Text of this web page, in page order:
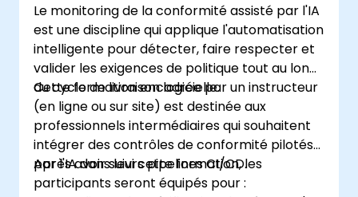
Le monitoring de la conformité assisté par l'IA
est une discipline qui applique l'automatisation
intelligente pour détecter, faire respecter et
valider les exigences de politique tout au long
du cycle de livraison logicielle.
Cette formation encadrée par un instructeur
(en ligne ou sur site) est destinée aux
professionnels intermédiaires qui souhaitent
intégrer des contrôles de conformité pilotés
par l'IA dans leurs pipelines CI/CD.
Après avoir suivi cette formation, les
participants seront équipés pour :